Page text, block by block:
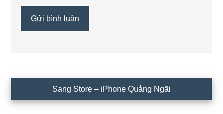
chính
Sang Store – iPhone Quảng Ngãi